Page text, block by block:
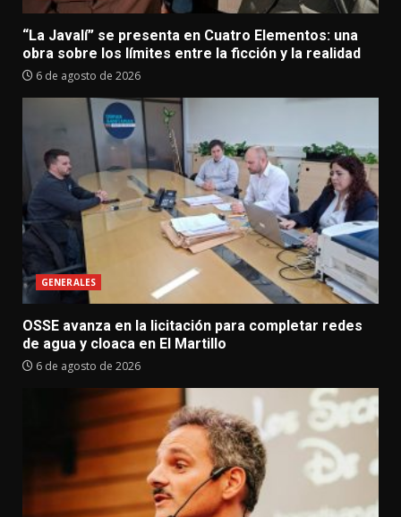
“La Javalí” se presenta en Cuatro Elementos: una
obra sobre los límites entre la ficción y la realidad
6 de agosto de 2026
GENERALES
OSSE avanza en la licitación para completar redes
de agua y cloaca en El Martillo
6 de agosto de 2026